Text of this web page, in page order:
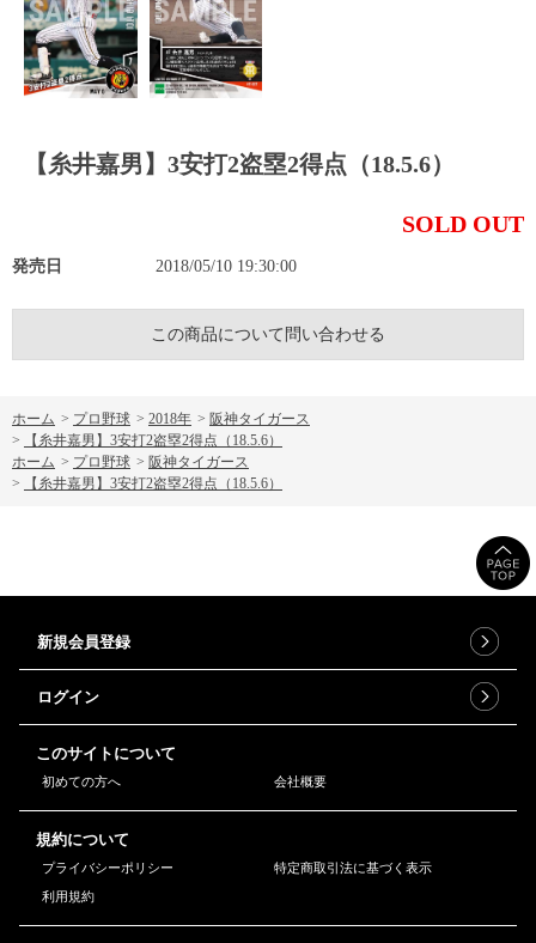
【糸井嘉男】3安打2盗塁2得点（18.5.6）
SOLD OUT
発売日 2018/05/10 19:30:00
この商品について問い合わせる
ホーム > プロ野球 > 2018年 > 阪神タイガース
>
【糸井嘉男】3安打2盗塁2得点（18.5.6）
ホーム > プロ野球 > 阪神タイガース
>
【糸井嘉男】3安打2盗塁2得点（18.5.6）
新規会員登録
ログイン
このサイトについて
初めての方へ 会社概要
規約について
プライバシーポリシー
特定商取引法に基づく表示
利用規約